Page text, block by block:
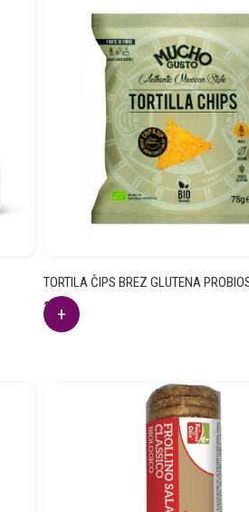
TORTILA ČIPS BREZ GLUTENA
2.16
€